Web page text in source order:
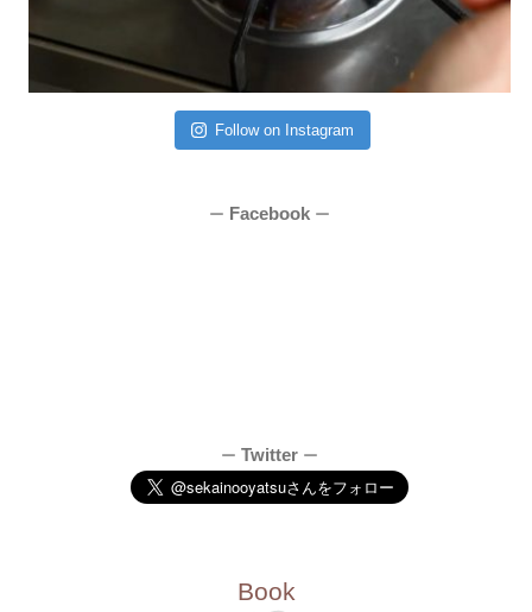
Follow on Instagram
ー Facebook ー
ー Twitter ー
Book